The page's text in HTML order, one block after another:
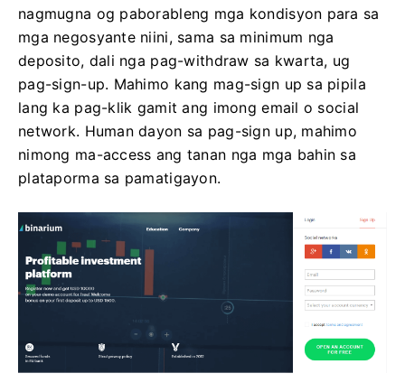
nagmugna og paborableng mga kondisyon para sa
mga negosyante niini, sama sa minimum nga
deposito, dali nga pag-withdraw sa kwarta, ug
pag-sign-up. Mahimo kang mag-sign up sa pipila
lang ka pag-klik gamit ang imong email o social
network. Human dayon sa pag-sign up, mahimo
nimong ma-access ang tanan nga mga bahin sa
plataporma sa pamatigayon.